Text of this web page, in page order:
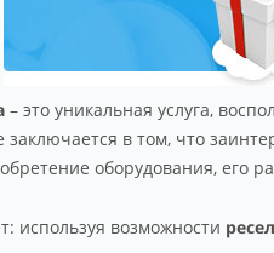
– это уникальная услуга,
в том, что
оборудования, его
используя возможности